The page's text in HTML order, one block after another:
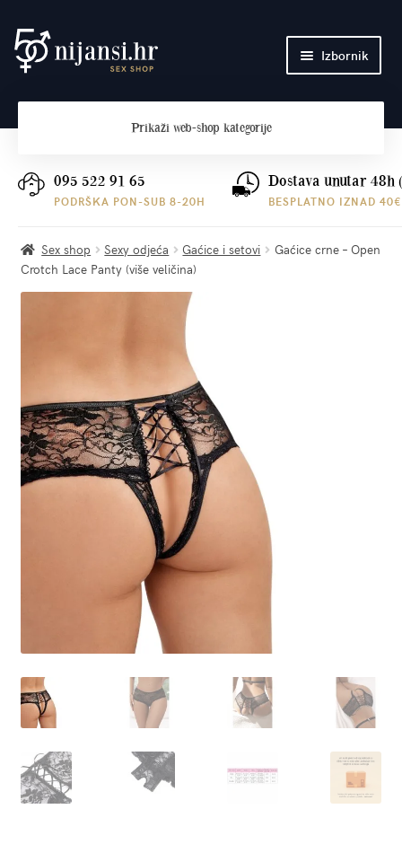
Preskoči
na
Skoči
do
Izbornik
Plaćanje i dostava
Prikaži web-shop kategorije
095 522 91 65
PODRŠKA PON-SUB 8-20H
Dostava unutar 48h
BESPLATNO IZNAD 40€
Sex shop Sexy odjeća Gaćice i setovi
Gaćice crne – Open
Crotch Lace Panty (više veličina)